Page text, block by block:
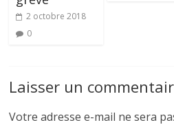
2 octobre 2018
0
Laisser un
Votre adresse e-mail ne sera